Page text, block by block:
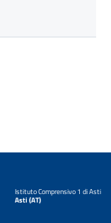
Istituto Comprensivo 1 di Asti
Asti (AT)